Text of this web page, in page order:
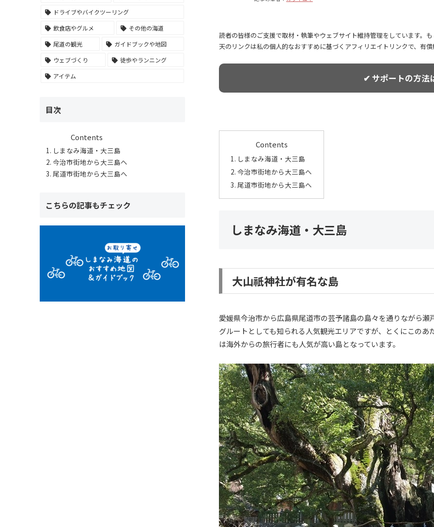
読者の皆様のご支援で取材・執筆やウェブサイト維持管理をしています。
天のリンクは私の個人的なおすすめに基づくアフィリエイトリンクで、有
✔ サポートの方法
Contents
しまなみ海道・大三島
今治市街地から大三島へ
尾道市街地から大三島へ
しまなみ海道・大三島
大山祇神社が有名な島
愛媛県今治市から広島県尾道市の芸予諸島の島々を通りながら瀬
グルートとしても知られる人気観光エリアですが、とくにこの
は海外からの旅行者にも人気が高い島となっています。
ドライブやバイクツーリング
飲食店やグルメ
その他の海道
尾道の観光
ガイドブックや地図
ウェブづくり
徒歩やランニング
アイテム
目次
Contents
しまなみ海道・大三島
今治市街地から大三島へ
尾道市街地から大三島へ
こちらの記事もチェック